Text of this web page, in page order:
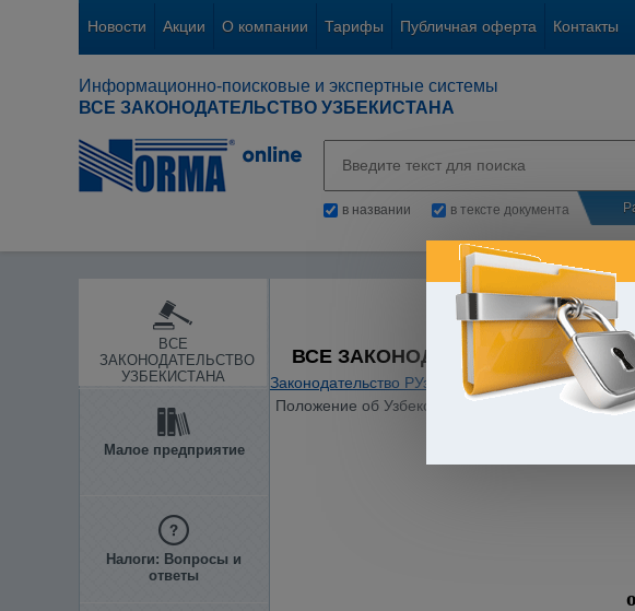
Новости Акции О компании Тарифы Публичная оферта Контакты
Информационно-поисковые и экспертные системы
ВСЕ ЗАКОНОДАТЕЛЬСТВО УЗБЕКИСТАНА
в названии в тексте документа
ВСЕ
ЗАКОНОДАТЕЛЬСТВО
УЗБЕКИСТАНА
Малое предприятие
Налоги: Вопросы и
ответы
ВСЕ ЗАКОНОДАТЕЛЬСТВО
Законодательство РУз Основы государственно-
Положение об Узбекском агентстве